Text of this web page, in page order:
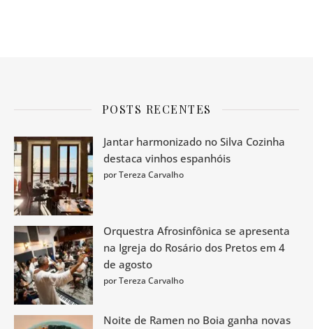
POSTS RECENTES
Jantar harmonizado no Silva Cozinha
destaca vinhos espanhóis
por Tereza Carvalho
Orquestra Afrosinfônica se apresenta
na Igreja do Rosário dos Pretos em 4
de agosto
por Tereza Carvalho
Noite de Ramen no Boia ganha novas